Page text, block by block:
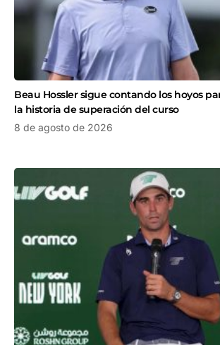
Beau Hossler sigue contando los hoyos
la historia de superación del curso
8 de agosto de 2026